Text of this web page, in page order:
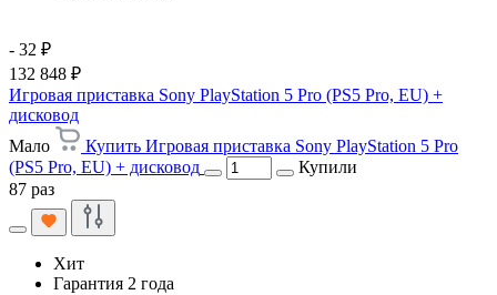
- 32 ₽
132 848 ₽
Игровая приставка Sony PlayStation 5 Pro (PS5 Pro, EU) +
дисковод
Мало
Купить Игровая приставка Sony PlayStation 5 Pro
(PS5 Pro, EU) + дисковод
Купили
87 раз
Хит
Гарантия 2 года